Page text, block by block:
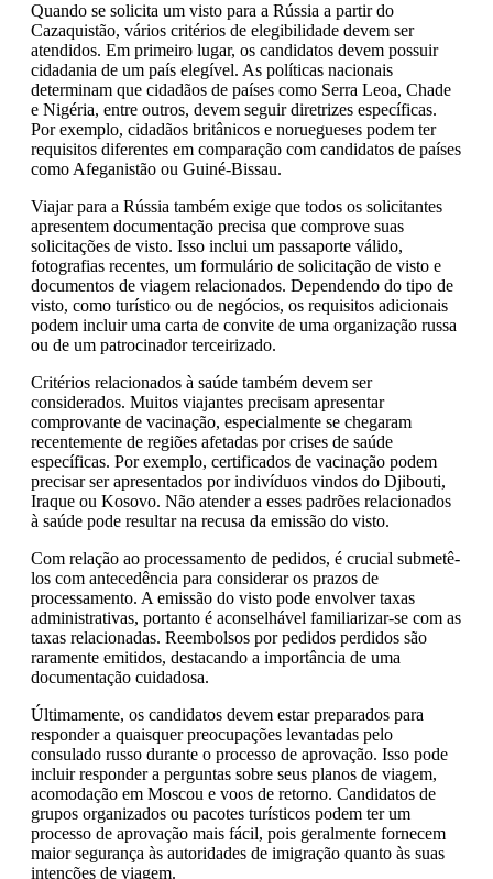
Quando se solicita um visto para a Rússia a partir do
Cazaquistão, vários critérios de elegibilidade devem ser
atendidos. Em primeiro lugar, os candidatos devem possuir
cidadania de um país elegível. As políticas nacionais
determinam que cidadãos de países como Serra Leoa, Chade
e Nigéria, entre outros, devem seguir diretrizes específicas.
Por exemplo, cidadãos britânicos e noruegueses podem ter
requisitos diferentes em comparação com candidatos de países
como Afeganistão ou Guiné-Bissau.
Viajar para a Rússia também exige que todos os solicitantes
apresentem documentação precisa que comprove suas
solicitações de visto. Isso inclui um passaporte válido,
fotografias recentes, um formulário de solicitação de visto e
documentos de viagem relacionados. Dependendo do tipo de
visto, como turístico ou de negócios, os requisitos adicionais
podem incluir uma carta de convite de uma organização russa
ou de um patrocinador terceirizado.
Critérios relacionados à saúde também devem ser
considerados. Muitos viajantes precisam apresentar
comprovante de vacinação, especialmente se chegaram
recentemente de regiões afetadas por crises de saúde
específicas. Por exemplo, certificados de vacinação podem
precisar ser apresentados por indivíduos vindos do Djibouti,
Iraque ou Kosovo. Não atender a esses padrões relacionados
à saúde pode resultar na recusa da emissão do visto.
Com relação ao processamento de pedidos, é crucial submetê-
los com antecedência para considerar os prazos de
processamento. A emissão do visto pode envolver taxas
administrativas, portanto é aconselhável familiarizar-se com as
taxas relacionadas. Reembolsos por pedidos perdidos são
raramente emitidos, destacando a importância de uma
documentação cuidadosa.
Últimamente, os candidatos devem estar preparados para
responder a quaisquer preocupações levantadas pelo
consulado russo durante o processo de aprovação. Isso pode
incluir responder a perguntas sobre seus planos de viagem,
acomodação em Moscou e voos de retorno. Candidatos de
grupos organizados ou pacotes turísticos podem ter um
processo de aprovação mais fácil, pois geralmente fornecem
maior segurança às autoridades de imigração quanto às suas
intenções de viagem.